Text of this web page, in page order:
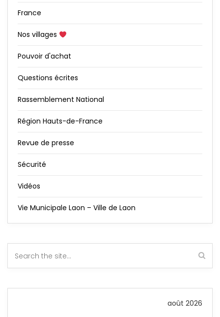
France
Nos villages
Pouvoir d'achat
Questions écrites
Rassemblement National
Région Hauts-de-France
Revue de presse
Sécurité
Vidéos
Vie Municipale Laon – Ville de Laon
août 2026